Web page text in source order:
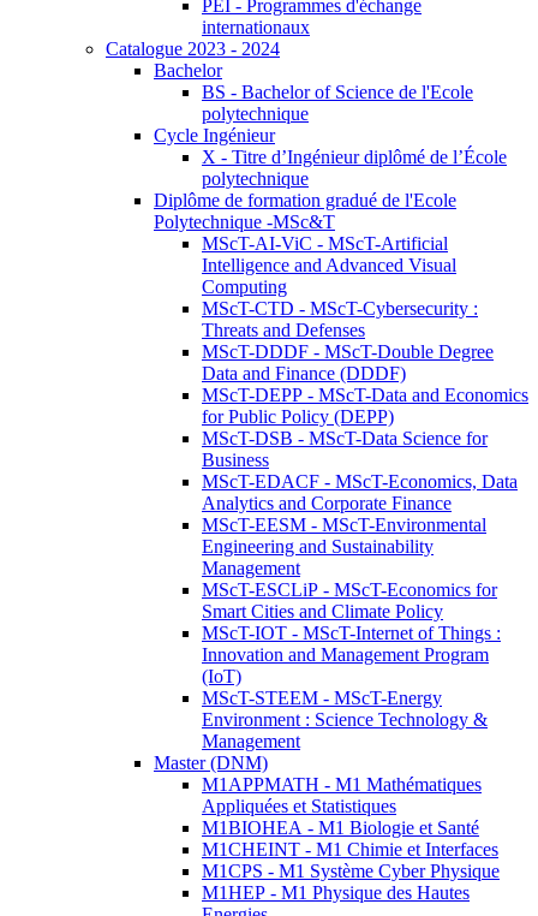
PEI - Programmes d'échange
internationaux
Catalogue 2023 - 2024
Bachelor
BS - Bachelor of Science de l'Ecole
polytechnique
Cycle Ingénieur
X - Titre d’Ingénieur diplômé de l’École
polytechnique
Diplôme de formation gradué de l'Ecole
Polytechnique -MSc&T
MScT-AI-ViC - MScT-Artificial
Intelligence and Advanced Visual
Computing
MScT-CTD - MScT-Cybersecurity :
Threats and Defenses
MScT-DDDF - MScT-Double Degree
Data and Finance (DDDF)
MScT-DEPP - MScT-Data and Economics
for Public Policy (DEPP)
MScT-DSB - MScT-Data Science for
Business
MScT-EDACF - MScT-Economics, Data
Analytics and Corporate Finance
MScT-EESM - MScT-Environmental
Engineering and Sustainability
Management
MScT-ESCLiP - MScT-Economics for
Smart Cities and Climate Policy
MScT-IOT - MScT-Internet of Things :
Innovation and Management Program
(IoT)
MScT-STEEM - MScT-Energy
Environment : Science Technology &
Management
Master (DNM)
M1APPMATH - M1 Mathématiques
Appliquées et Statistiques
M1BIOHEA - M1 Biologie et Santé
M1CHEINT - M1 Chimie et Interfaces
M1CPS - M1 Système Cyber Physique
M1HEP - M1 Physique des Hautes